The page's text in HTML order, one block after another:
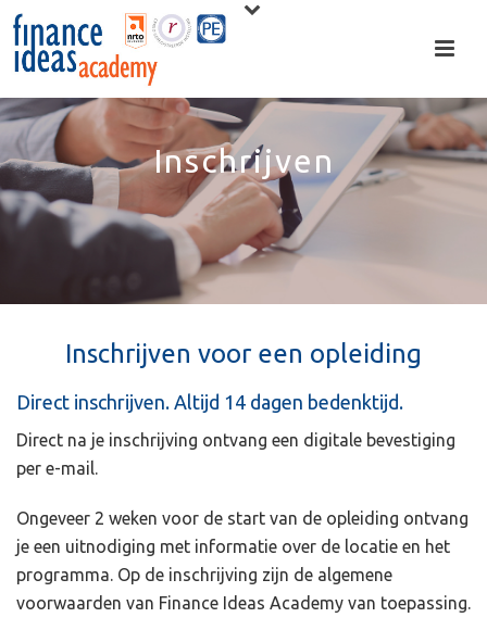
Inschrijven
Inschrijven voor een opleiding
Direct inschrijven. Altijd 14 dagen bedenktijd.
Direct na je inschrijving ontvang een digitale bevestiging
per e-mail.
Ongeveer 2 weken voor de start van de opleiding ontvang
je een uitnodiging met informatie over de locatie en het
programma. Op de inschrijving zijn de algemene
voorwaarden van Finance Ideas Academy van toepassing.